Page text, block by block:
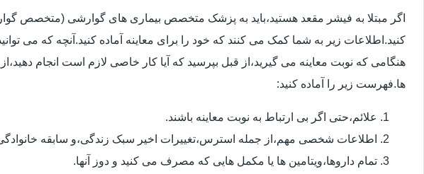
اگر مبتلا به فیشر مقعد هستید،باید به پزشک متخصص بیماری های گوارشی (متخصص
کنید.اطلاعات زیر به شما کمک می کنند که خود را برای معاینه آماده کنید.آنچه که می
هنگامی که نوبت معاینه می گیرید،از قبل بپرسید که آیا کار خاصی لازم است انجام
ها.فهرست زیر را آماده کنید:
علائم،حتی اگر بی ارتباط به نوبت معاینه باشند.
اطلاعات شخصی مهم،از جمله استرس،تغییرات اخیر سبک زندگی،و سابقه
تمام داروها،ویتامین ها یا مکمل هایی که مصرف می کنید و دوز آنها.